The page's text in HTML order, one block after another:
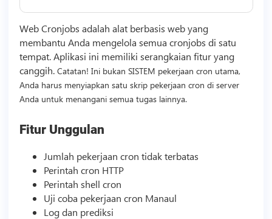
Web Cronjobs adalah alat berbasis web yang
membantu Anda mengelola semua cronjobs di satu
tempat. Aplikasi ini memiliki serangkaian fitur yang
canggih. Catatan! Ini bukan SISTEM pekerjaan cron utama,
Anda harus menyiapkan satu skrip pekerjaan cron di server
Anda untuk menangani semua tugas lainnya.
Fitur Unggulan
Jumlah pekerjaan cron tidak terbatas
Perintah cron HTTP
Perintah shell cron
Uji coba pekerjaan cron Manaul
Log dan prediksi